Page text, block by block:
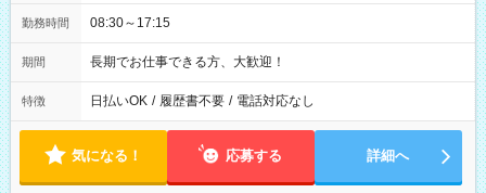
勤務時間 08:30～17:15
期間 長期でお仕事できる方、大歓迎！
特徴 日払いOK / 履歴書不要 / 電話対応なし
気になる！ 応募する 詳細へ